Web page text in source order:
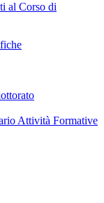
al Corso di
Attività Formative